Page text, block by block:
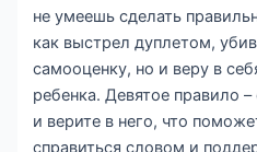
не умеешь сделать
как выстрел дуплетом,
самооценку, но и веру в
ребенка. Девятое правило
и верите в него, что
справиться словом и